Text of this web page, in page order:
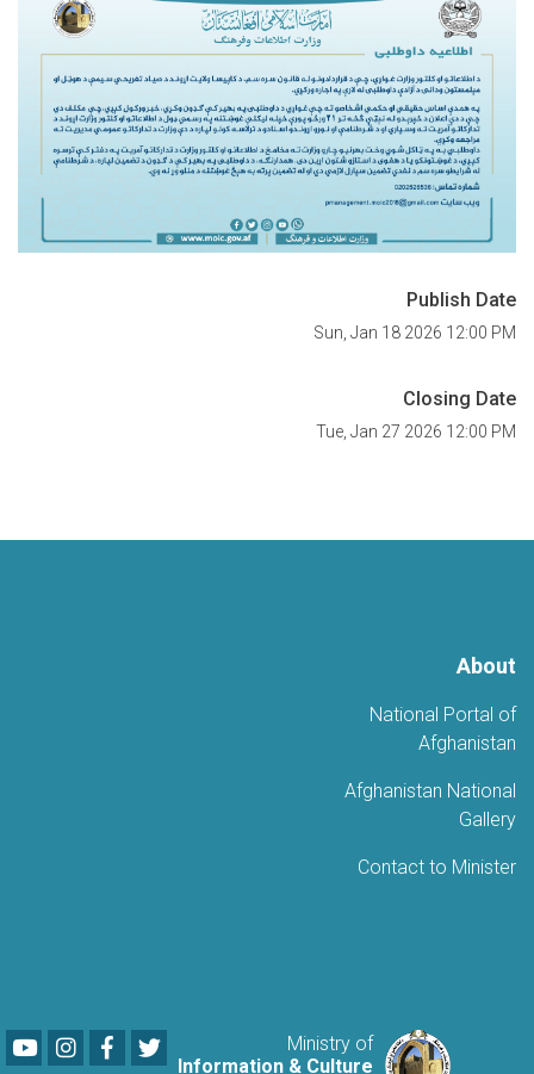
Publish Date
Sun, Jan 18 2026 12:00 PM
Closing Date
Tue, Jan 27 2026 12:00 PM
About
National Portal of
Afghanistan
Afghanistan National
Gallery
Contact to Minister
Ministry of
Information & Culture
YoutubeLinkedIn
Facebook